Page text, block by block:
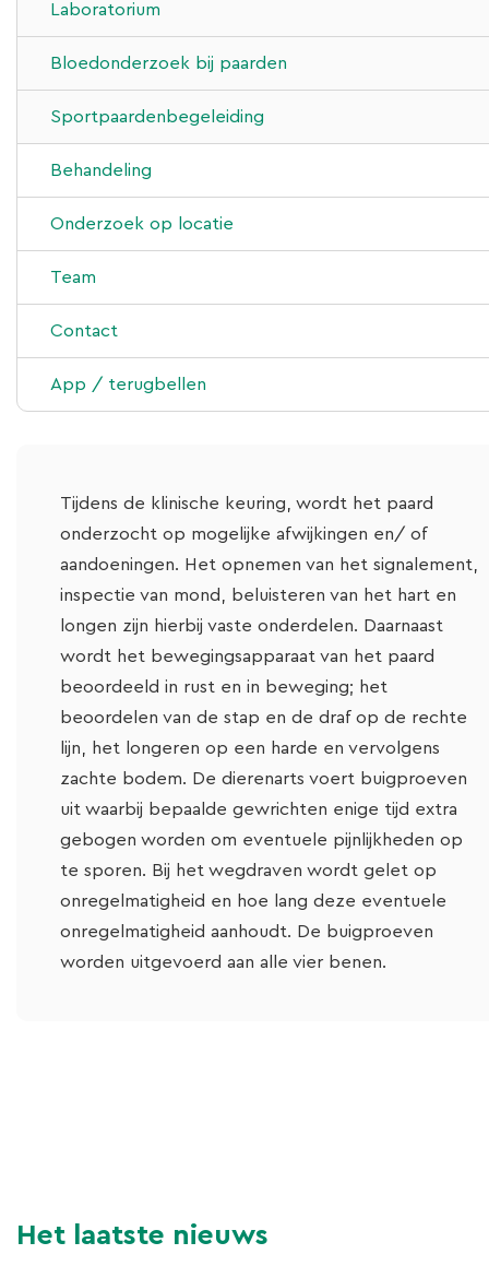
Laboratorium
Bloedonderzoek bij paarden
Sportpaardenbegeleiding
Behandeling
Chirugie
Gynaecologie
IRAP en PRP
Tandheelkunde
Hoefsmederij
Onderzoek op locatie
Team
Klijndijk
Bears
Contact
App / terugbellen
Tijdens de klinische keuring, wordt het paard
onderzocht op mogelijke afwijkingen en/ of
aandoeningen. Het opnemen van het signalement,
inspectie van mond, beluisteren van het hart en
longen zijn hierbij vaste onderdelen. Daarnaast
wordt het bewegingsapparaat van het paard
beoordeeld in rust en in beweging; het
beoordelen van de stap en de draf op de rechte
lijn, het longeren op een harde en vervolgens
zachte bodem. De dierenarts voert buigproeven
uit waarbij bepaalde gewrichten enige tijd extra
gebogen worden om eventuele pijnlijkheden op
te sporen. Bij het wegdraven wordt gelet op
onregelmatigheid en hoe lang deze eventuele
onregelmatigheid aanhoudt. De buigproeven
worden uitgevoerd aan alle vier benen.
Het laatste nieuws